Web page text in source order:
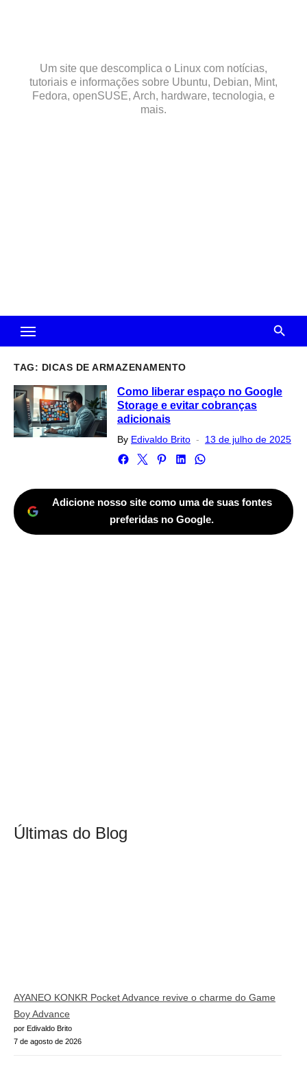
Um site que descomplica o Linux com notícias,
tutoriais e informações sobre Ubuntu, Debian, Mint,
Fedora, openSUSE, Arch, hardware, tecnologia, e
mais.
TAG: DICAS DE ARMAZENAMENTO
Como liberar espaço no Google
Storage e evitar cobranças
adicionais
By Edivaldo Brito
Posted
13 de julho de 2025
Adicione nosso site como uma de suas fontes
preferidas no Google.
Últimas do Blog
AYANEO KONKR Pocket Advance revive o charme do Game
Boy Advance
por Edivaldo Brito
7 de agosto de 2026